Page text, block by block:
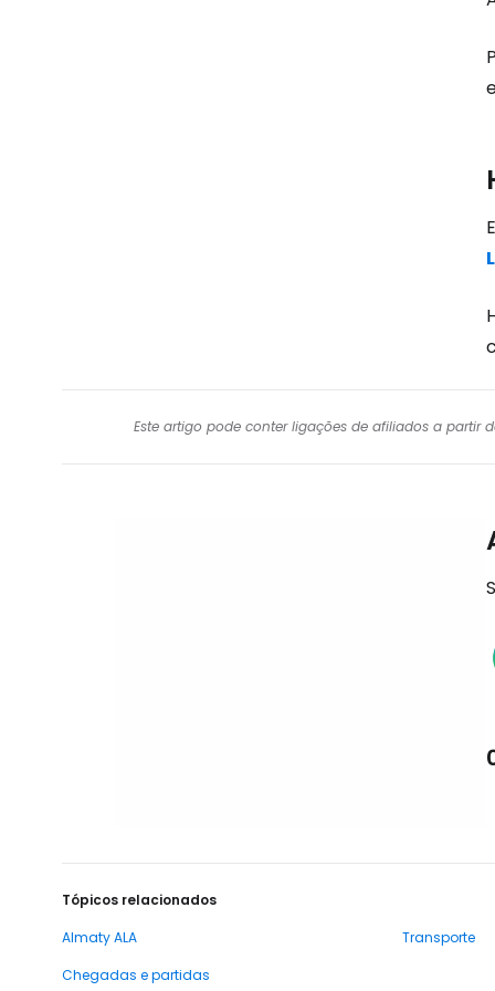
Este artigo pode conter ligações de afiliados a partir
Tópicos relacionados
Almaty ALA
Transporte
Chegadas e partidas